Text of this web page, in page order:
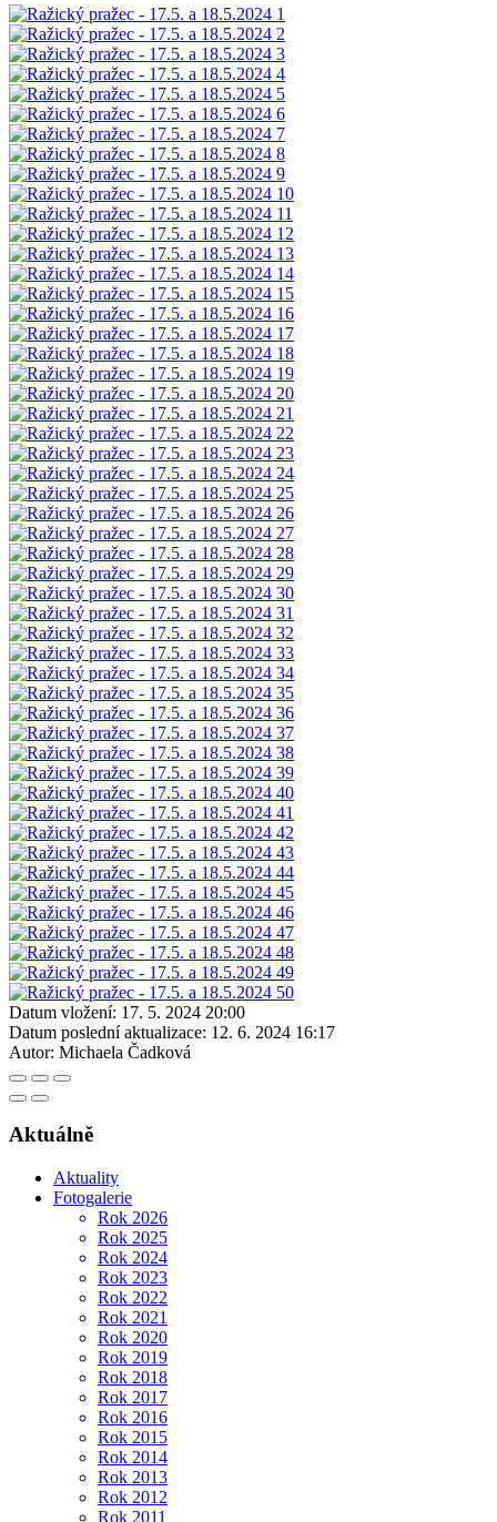
Datum vložení: 17. 5. 2024 20:00
Datum poslední aktualizace: 12. 6. 2024 16:17
Autor: Michaela Čadková
Aktuálně
Aktuality
Fotogalerie
Rok 2026
Rok 2025
Rok 2024
Rok 2023
Rok 2022
Rok 2021
Rok 2020
Rok 2019
Rok 2018
Rok 2017
Rok 2016
Rok 2015
Rok 2014
Rok 2013
Rok 2012
Rok 2011